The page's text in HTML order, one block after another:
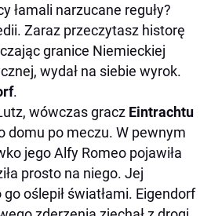
łamali narzucane reguły?
Zaraz przeczytasz historę
granice Niemieckiej
wydał na siebie wyrok.
.
wówczas gracz Eintrachtu
domu po meczu. W pewnym
jego Alfy Romeo pojawiła
prosto na niego. Jej
oślepił światłami. Eigendorf